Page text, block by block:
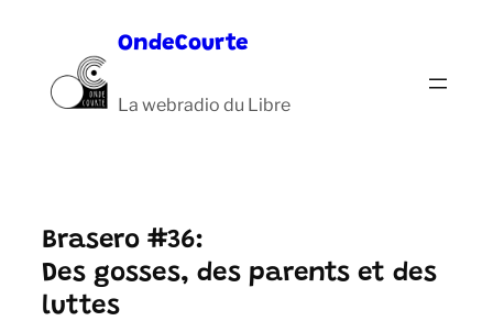
contenu
OndeCourte
La webradio du Libre
Brasero #36:
Des gosses, des parents et des
luttes